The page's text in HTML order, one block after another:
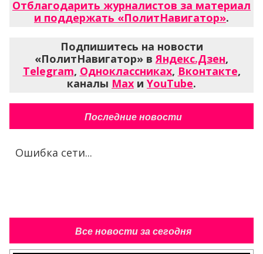
Отблагодарить журналистов за материал
и поддержать «ПолитНавигатор».
Подпишитесь на новости
«ПолитНавигатор» вЯндекс.Дзен,
Telegram, Одноклассниках, Вконтакте,
каналы Max и YouTube.
Последние новости
Ошибка сети...
Все новости за сегодня